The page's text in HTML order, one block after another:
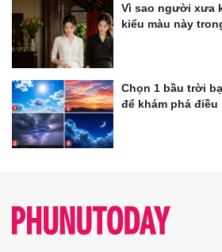
Vì sao người xưa
kiểu màu này
Chọn 1 bầu trời
để khám phá